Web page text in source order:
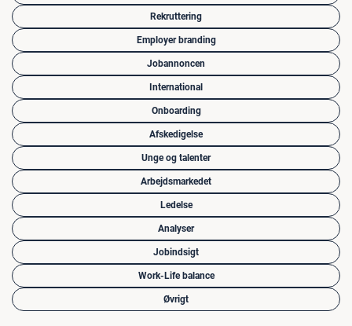
Rekruttering
Employer branding
Jobannoncen
International
Onboarding
Afskedigelse
Unge og talenter
Arbejdsmarkedet
Ledelse
Analyser
Jobindsigt
Work-Life balance
Øvrigt